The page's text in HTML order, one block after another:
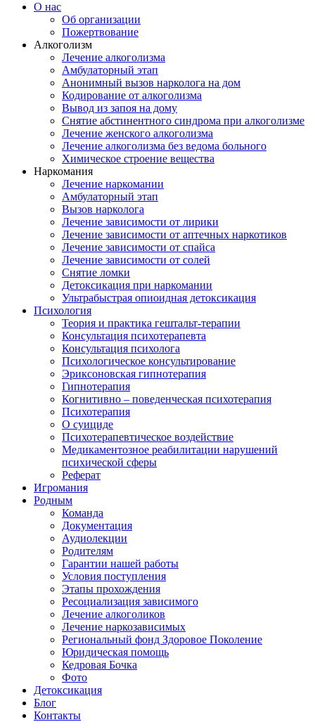
О нас
Об организации
Пожертвование
Алкоголизм
Лечение алкоголизма
Амбулаторный этап
Анонимный вызов нарколога на дом
Кодирование от алкоголизма
Вывод из запоя на дому
Снятие абстинентного синдрома при алкоголизме
Лечение женского алкоголизма
Лечение алкоголизма без ведома больного
Химическое строение вещества
Наркомания
Лечение наркомании
Амбулаторный этап
Вызов нарколога
Лечение зависимости от лирики
Лечение зависимости от аптечных наркотиков
Лечение зависимости от спайса
Лечение зависимости от солей
Снятие ломки
Детоксикация при наркомании
Ультрабыстрая опиоидная детоксикация
Психология
Теория и практика гештальт-терапии
Консультация психотерапевта
Консультация психолога
Психологическое консультирование
Эриксоновская гипнотерапия
Гипнотерапия
Когнитивно – поведенческая психотерапия
Психотерапия
О суициде
Психотерапевтическое воздействие
Медикаментозное реабилитации нарушений
психической сферы
Реферат
Игромания
Родным
Команда
Документация
Аудиолекции
Родителям
Гарантии нашей работы
Условия поступления
Этапы прохождения
Ресоциализация зависимого
Лечение алкоголиков
Лечение наркозависимых
Региональный фонд Здоровое Поколение
Юридическая помощь
Кедровая Бочка
Фото
Детоксикация
Блог
Контакты